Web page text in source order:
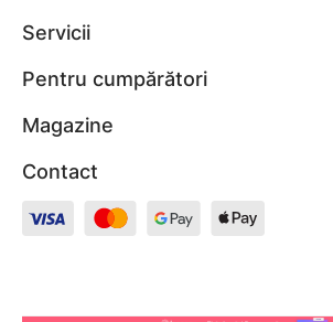
Servicii
Pentru cumpărători
Magazine
Contact